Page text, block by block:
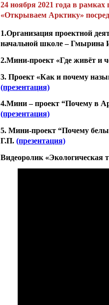
24 ноября 2021 года в рамках
«Открываем Арктику»
1.Организация проектной
начальной школе – Гмырина
2.Мини-проект «Где живёт и
3. Проект «Как и почему
(презентация)
4.Мини – проект “Почему в
(презентация)
5. Мини-проект “Почему
Г.П. (презентация)
Видеоролик «Экологическая